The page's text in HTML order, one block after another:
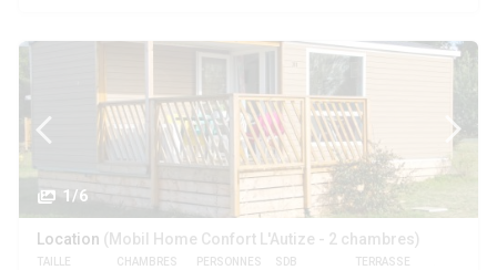
1/6
Location (Mobil Home Confort L'Autize - 2 chambres)
TAILLE CHAMBRES PERSONNES SDB TERRASSE